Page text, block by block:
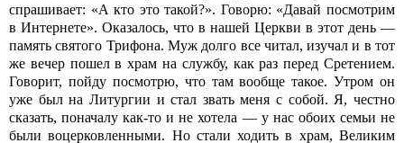
спрашивает: «А кто это такой?». Говорю: «Давай посмотрим
в Интернете». Оказалось, что в нашей Церкви в этот день —
память святого Трифона. Муж долго все читал, изучал и в тот
же вечер пошел в храм на службу, как раз перед Сретением.
Говорит, пойду посмотрю, что там вообще такое. Утром он
уже был на Литургии и стал звать меня с собой. Я, честно
сказать, поначалу как-то и не хотела — у нас обоих семьи не
были воцерковленными. Но стали ходить в храм, Великим